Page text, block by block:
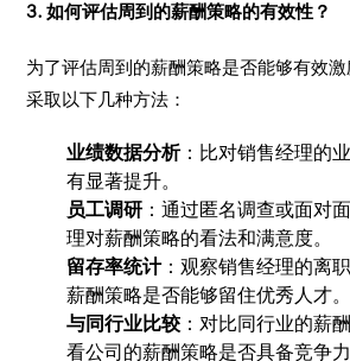
3. 如何评估周到的薪酬策略的有效性？
为了评估周到的薪酬策略是否能够有效
采取以下几种方法：
业绩数据分析：比对销售经理的
有显著提升。
员工调研 ：通过匿名调查或面对
理对薪酬策略的看法和满意度。
留存率统计：观察销售经理的离
薪酬策略是否能够留住优秀人才。
与同行业比较 ：对比同行业的薪
看公司的薪酬策略是否具备竞争力